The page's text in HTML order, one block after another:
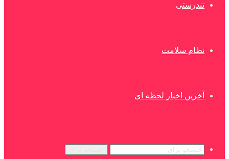
تندرستی
نظام سلامت
آخرین اخبار لحظه ای